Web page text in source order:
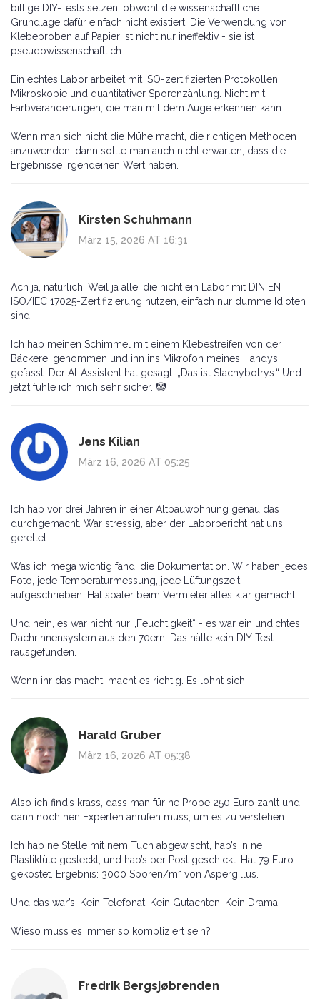
billige DIY-Tests setzen, obwohl die wissenschaftliche
Grundlage dafür einfach nicht existiert. Die Verwendung von
Klebeproben auf Papier ist nicht nur ineffektiv - sie ist
pseudowissenschaftlich.
Ein echtes Labor arbeitet mit ISO-zertifizierten Protokollen,
Mikroskopie und quantitativer Sporenzählung. Nicht mit
Farbveränderungen, die man mit dem Auge erkennen kann.
Wenn man sich nicht die Mühe macht, die richtigen Methoden
anzuwenden, dann sollte man auch nicht erwarten, dass die
Ergebnisse irgendeinen Wert haben.
Kirsten Schuhmann
März 15, 2026 AT 16:31
Ach ja, natürlich. Weil ja alle, die nicht ein Labor mit DIN EN
ISO/IEC 17025-Zertifizierung nutzen, einfach nur dumme Idioten
sind.
Ich hab meinen Schimmel mit einem Klebestreifen von der
Bäckerei genommen und ihn ins Mikrofon meines Handys
gefasst. Der AI-Assistent hat gesagt: „Das ist Stachybotrys.“ Und
jetzt fühle ich mich sehr sicher. 🤡
Jens Kilian
März 16, 2026 AT 05:25
Ich hab vor drei Jahren in einer Altbauwohnung genau das
durchgemacht. War stressig, aber der Laborbericht hat uns
gerettet.
Was ich mega wichtig fand: die Dokumentation. Wir haben jedes
Foto, jede Temperaturmessung, jede Lüftungszeit
aufgeschrieben. Hat später beim Vermieter alles klar gemacht.
Und nein, es war nicht nur „Feuchtigkeit“ - es war ein undichtes
Dachrinnensystem aus den 70ern. Das hätte kein DIY-Test
rausgefunden.
Wenn ihr das macht: macht es richtig. Es lohnt sich.
Harald Gruber
März 16, 2026 AT 05:38
Also ich find’s krass, dass man für ne Probe 250 Euro zahlt und
dann noch nen Experten anrufen muss, um es zu verstehen.
Ich hab ne Stelle mit nem Tuch abgewischt, hab’s in ne
Plastiktüte gesteckt, und hab’s per Post geschickt. Hat 79 Euro
gekostet. Ergebnis: 3000 Sporen/m³ von Aspergillus.
Und das war’s. Kein Telefonat. Kein Gutachten. Kein Drama.
Wieso muss es immer so kompliziert sein?
Fredrik Bergsjøbrenden